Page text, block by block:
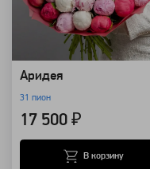
Аридея
31 пион
17 500 ₽
В корзину